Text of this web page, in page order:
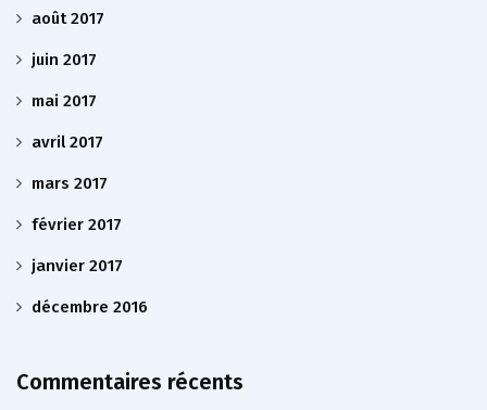
août 2017
juin 2017
mai 2017
avril 2017
mars 2017
février 2017
janvier 2017
décembre 2016
Commentaires récents